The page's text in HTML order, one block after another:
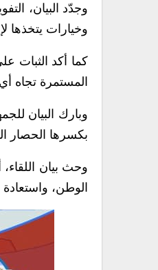
وجدّد البيان،
وخيارات يتخذها
كما أكد الثبات
المستمرة تجاه
وبارك البيان
بكسرها الحصار
وحث بيان
الوطن، واستعادة